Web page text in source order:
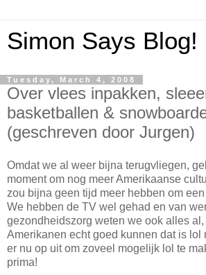
Simon Says Blog!
Tuesday, March 4, 2008
Over vlees inpakken,
basketballen &
(geschreven door Jurgen)
Omdat we al weer bijna terugvliegen,
moment om nog meer Amerikaanse
zou bijna geen tijd meer hebben om
We hebben de TV wel gehad en van
gezondheidszorg weten we ook alles
Amerikanen echt goed kunnen dat is lol
er nu op uit om zoveel mogelijk lol te
prima!